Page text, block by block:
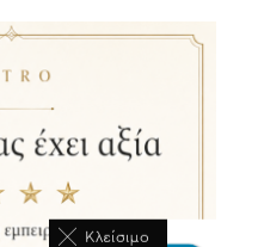
Κλείσιμο